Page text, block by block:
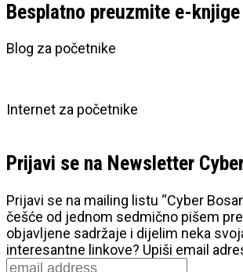
Besplatno preuzmite e-knjige
Blog za početnike
Internet za početnike
Prijavi se na Newsletter
Prijavi se na mailing listu “Cyber
češće od jednom sedmično pišem
objavljene sadržaje i dijelim neka
interesantne linkove? Upiši email